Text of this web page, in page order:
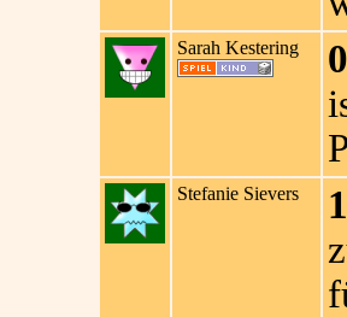
Sarah Kestering
Stefanie Sievers